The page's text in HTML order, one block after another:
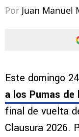
Por Juan Manuel
Este domingo
a los Pumas de
final de vuelta
Clausura 2026.